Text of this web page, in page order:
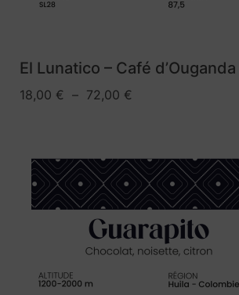
El Lunatico – Café d’Ouganda
18,00 € – 72,00 €